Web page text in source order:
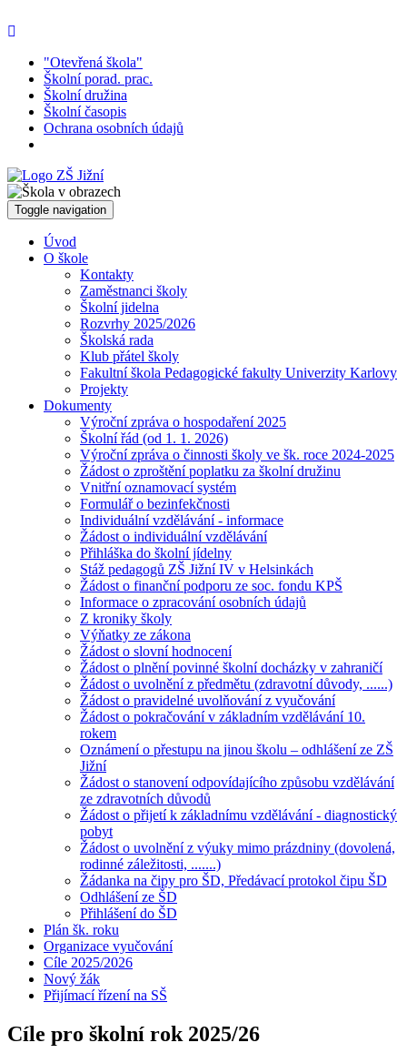
"Otevřená škola"
Školní porad. prac.
Školní družina
Školní časopis
Ochrana osobních údajů
Toggle navigation
Úvod
O škole
Kontakty
Zaměstnanci školy
Školní jidelna
Rozvrhy 2025/2026
Školská rada
Klub přátel školy
Fakultní škola Pedagogické fakulty Univerzity Karlovy
Projekty
Dokumenty
Výroční zpráva o hospodaření 2025
Školní řád (od 1. 1. 2026)
Výroční zpráva o činnosti školy ve šk. roce 2024-2025
Žádost o zproštění poplatku za školní družinu
Vnitřní oznamovací systém
Formulář o bezinfekčnosti
Individuální vzdělávání - informace
Žádost o individuální vzdělávání
Přihláška do školní jídelny
Stáž pedagogů ZŠ Jižní IV v Helsinkách
Žádost o finanční podporu ze soc. fondu KPŠ
Informace o zpracování osobních údajů
Z kroniky školy
Výňatky ze zákona
Žádost o slovní hodnocení
Žádost o plnění povinné školní docházky v zahraničí
Žádost o uvolnění z předmětu (zdravotní důvody, ......)
Žádost o pravidelné uvolňování z vyučování
Žádost o pokračování v základním vzdělávání 10.
rokem
Oznámení o přestupu na jinou školu – odhlášení ze ZŠ
Jižní
Žádost o stanovení odpovídajícího způsobu vzdělávání
ze zdravotních důvodů
Žádost o přijetí k základnímu vzdělávání - diagnostický
pobyt
Žádost o uvolnění z výuky mimo prázdniny (dovolená,
rodinné záležitosti, .......)
Žádanka na čipy pro ŠD, Předávací protokol čipu ŠD
Odhlášení ze ŠD
Přihlášení do ŠD
Plán šk. roku
Organizace vyučování
Cíle 2025/2026
Nový žák
Přijímací řízení na SŠ
Cíle pro školní rok 2025/26